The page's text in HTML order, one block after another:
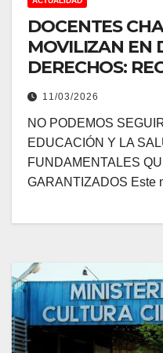
DOCENTES
MOVILIZAN EN
DERECHOS:
DE
MEJORA EN LA
11/03/2026
NO PODEMOS
EDUCACIÓN Y LA
FUNDAMENTALES
GARANTIZADOS Este